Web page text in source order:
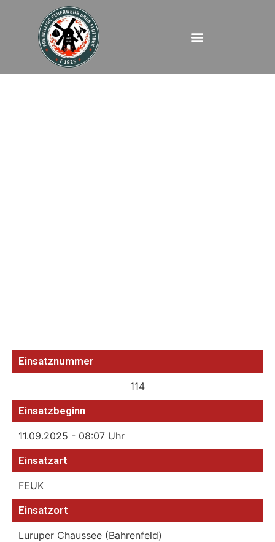
Einsatznummer
114
Einsatzbeginn
11.09.2025 - 08:07 Uhr
Einsatzart
FEUK
Einsatzort
Luruper Chaussee (Bahrenfeld)